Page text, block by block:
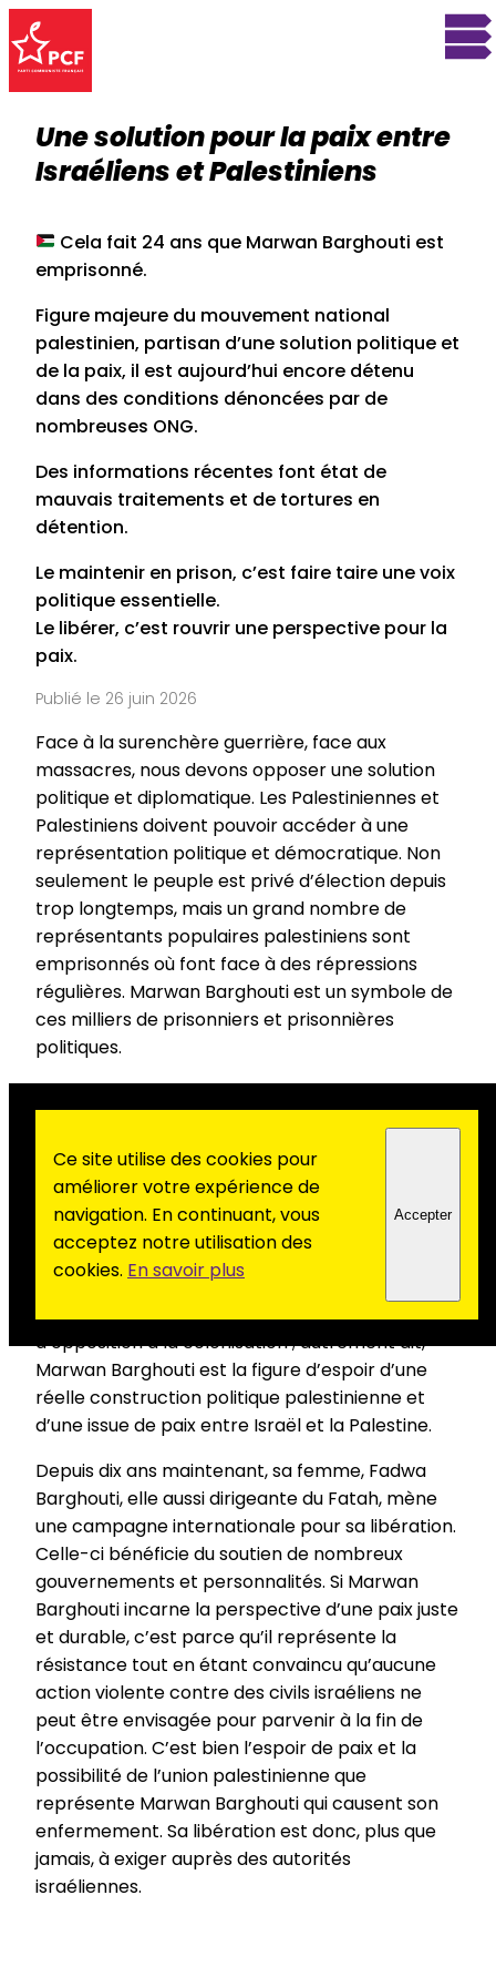
Une solution pour la paix entre
Israéliens et Palestiniens
Cela fait 24 ans que Marwan Barghouti est
emprisonné.
Figure majeure du mouvement national
palestinien, partisan d’une solution politique et
de la paix, il est aujourd’hui encore détenu
dans des conditions dénoncées par de
nombreuses ONG.
Des informations récentes font état de
mauvais traitements et de tortures en
détention.
Le maintenir en prison, c’est faire taire une voix
politique essentielle.
Le libérer, c’est rouvrir une perspective pour la
paix.
Publié le 26 juin 2026
Face à la surenchère guerrière, face aux
massacres, nous devons opposer une solution
politique et diplomatique. Les Palestiniennes et
Palestiniens doivent pouvoir accéder à une
représentation politique et démocratique. Non
seulement le peuple est privé d’élection depuis
trop longtemps, mais un grand nombre de
représentants populaires palestiniens sont
emprisonnés où font face à des répressions
régulières. Marwan Barghouti est un symbole de
ces milliers de prisonniers et prisonnières
politiques.
israélienne. Condamné à 5 peines à perpétuité,
soumis à des mauvais traitements quotidiens,
des tortures récurrentes, et privé de
nombreuses fois de visites de ses proches, il
incarne pour les Palestiniens et la communauté
internationale la quasi seule possibilité d’union
entre les différents partis et organisations
d’opposition à la colonisation ; autrement dit,
Marwan Barghouti est la figure d’espoir d’une
réelle construction politique palestinienne et
d’une issue de paix entre Israël et la Palestine.
Depuis dix ans maintenant, sa femme, Fadwa
Barghouti, elle aussi dirigeante du Fatah, mène
une campagne internationale pour sa libération.
Celle-ci bénéficie du soutien de nombreux
gouvernements et personnalités. Si Marwan
Barghouti incarne la perspective d’une paix juste
et durable, c’est parce qu’il représente la
résistance tout en étant convaincu qu’aucune
action violente contre des civils israéliens ne
peut être envisagée pour parvenir à la fin de
l’occupation. C’est bien l’espoir de paix et la
possibilité de l’union palestinienne que
représente Marwan Barghouti qui causent son
enfermement. Sa libération est donc, plus que
jamais, à exiger auprès des autorités
israéliennes.
Ce site utilise des cookies pour
améliorer votre expérience de
navigation. En continuant, vous
acceptez notre utilisation des
cookies. En savoir plus
Accepter